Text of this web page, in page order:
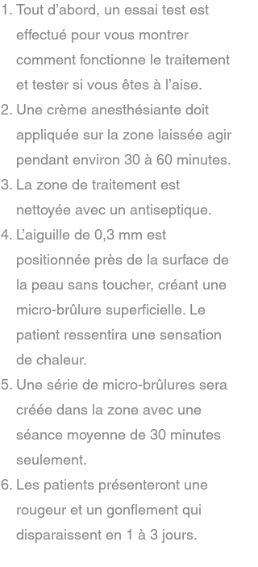
Tout d’abord, un essai test est
effectué pour vous montrer
comment fonctionne le traitement
et tester si vous êtes à l’aise.
Une crème anesthésiante doit
appliquée sur la zone laissée agir
pendant environ 30 à 60 minutes.
La zone de traitement est
nettoyée avec un antiseptique.
L’aiguille de 0,3 mm est
positionnée près de la surface de
la peau sans toucher, créant une
micro-brûlure superficielle. Le
patient ressentira une sensation
de chaleur.
Une série de micro-brûlures sera
créée dans la zone avec une
séance moyenne de 30 minutes
seulement.
Les patients présenteront une
rougeur et un gonflement qui
disparaissent en 1 à 3 jours.